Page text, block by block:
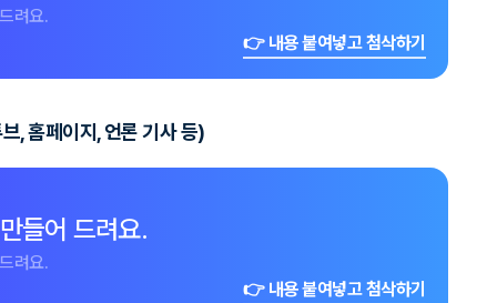
려요.
👉 내용 붙여넣고 첨삭하기
, 홈페이지, 언론 기사 등)
들어 드려요.
려요.
👉 내용 붙여넣고 첨삭하기